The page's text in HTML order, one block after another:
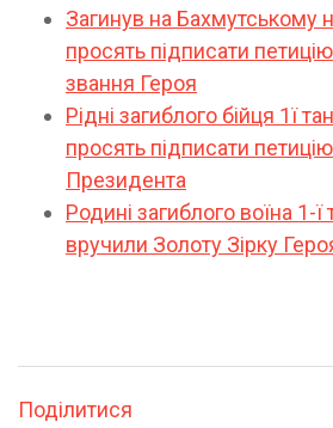
Загинув на Бахмутському
просять підписати
звання Героя
Рідні загиблого бійця 1ї
просять підписати петицію
Президента
Родині загиблого воїна 1-
вручили Золоту Зірку
Поділитися